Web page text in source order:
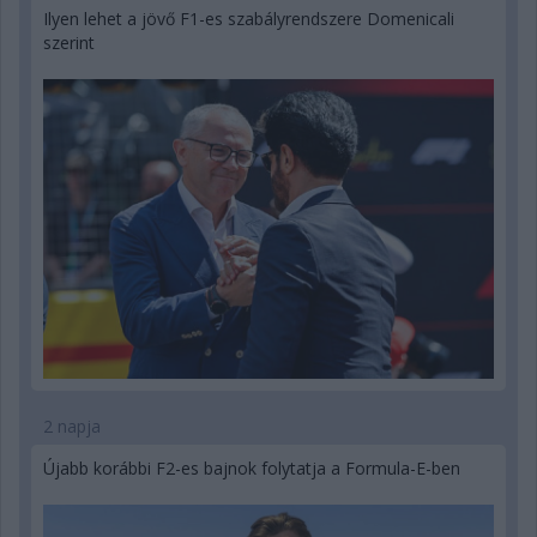
Ilyen lehet a jövő F1-es szabályrendszere Domenicali
szerint
2 napja
Újabb korábbi F2-es bajnok folytatja a Formula-E-ben